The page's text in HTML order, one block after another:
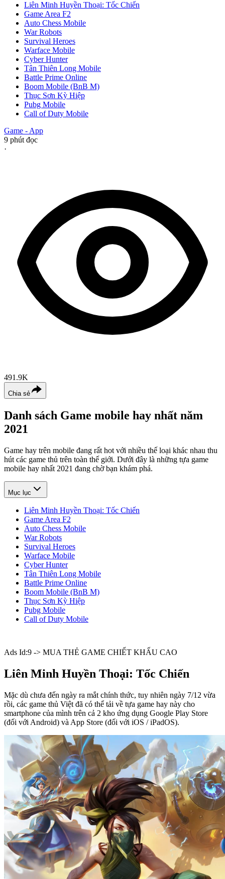
Liên Minh Huyền Thoại: Tốc Chiến
Game Area F2
Auto Chess Mobile
War Robots
Survival Heroes
Warface Mobile
Cyber Hunter
Tân Thiên Long Mobile
Battle Prime Online
Boom Mobile (BnB M)
Thục Sơn Kỳ Hiệp
Pubg Mobile
Call of Duty Mobile
Game - App
9 phút đọc
·
491.9K
Chia sẻ
Danh sách Game mobile hay nhất năm
2021
Game hay trên mobile đang rất hot với nhiều thế loại khác nhau thu
hút các game thủ trên toàn thế giới. Dưới đây là những tựa game
mobile hay nhất 2021 đang chờ bạn khám phá.
Mục lục
Liên Minh Huyền Thoại: Tốc Chiến
Game Area F2
Auto Chess Mobile
War Robots
Survival Heroes
Warface Mobile
Cyber Hunter
Tân Thiên Long Mobile
Battle Prime Online
Boom Mobile (BnB M)
Thục Sơn Kỳ Hiệp
Pubg Mobile
Call of Duty Mobile
Ads Id:9 -> MUA THẺ GAME CHIẾT KHẤU CAO
Liên Minh Huyền Thoại: Tốc Chiến
Mặc dù chưa đến ngày ra mắt chính thức, tuy nhiên ngày 7/12 vừa
rồi, các game thủ Việt đã có thể tải về tựa game hay này cho
smartphone của mình trên cả 2 kho ứng dụng Google Play Store
(đối với Android) và App Store (đối với iOS / iPadOS).